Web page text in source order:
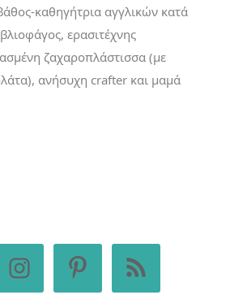
καθηγήτρια αγγλικών κατά
ερασιτέχνης
ζαχαροπλάστισσα (με
ανήσυχη crafter και μαμά